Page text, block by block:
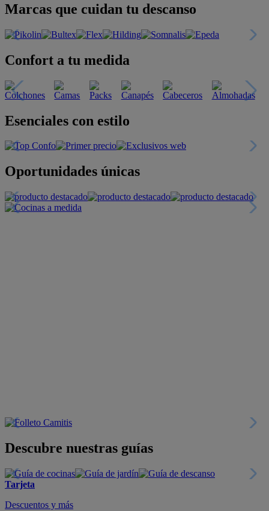
Marcas que cuidan tu descanso
Confort a tu medida
Esenciales con estilo
Oportunidades únicas
Descubre nuestras guías
Tarjeta
Descuentos y más